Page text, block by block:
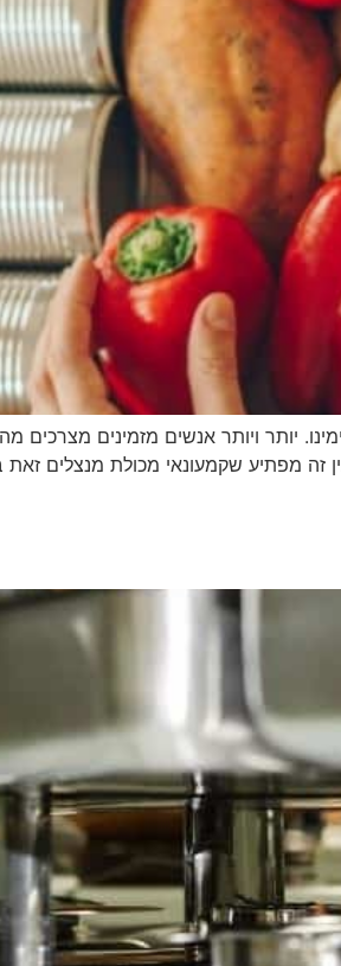
יותר ויותר אנשים מזמינים מצרכים
זה מפתיע שקמעונאי מכולת מנצלים